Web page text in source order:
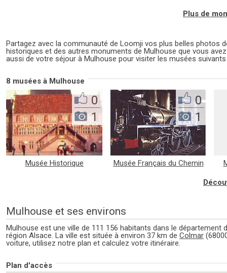
Plus de
Partagez avec la communauté de Loomji vos plus belles photos
historiques et des autres monuments de Mulhouse que vous
aussi de votre séjour à Mulhouse pour visiter les musées suivants
8 musées à Mulhouse
Musée Historique
0
1
Musée Français du Chemin
0
1
Mulhouse et ses environs
Mulhouse est une ville de 111 156 habitants dans le département
région Alsace. La ville est située à environ 37 km de Colmar
voiture, utilisez notre plan et calculez votre itinéraire.
Plan d'accès